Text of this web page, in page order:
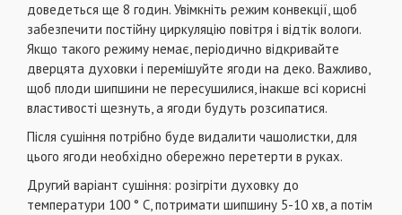
доведеться ще 8 годин. Увімкніть режим конвекції, щоб
забезпечити постійну циркуляцію повітря і відтік вологи.
Якщо такого режиму немає, періодично відкривайте
дверцята духовки і перемішуйте ягоди на деко. Важливо,
щоб плоди шипшини не пересушилися, інакше всі корисні
властивості щезнуть, а ягоди будуть розсипатися.
Після сушіння потрібно буде видалити чашолистки, для
цього ягоди необхідно обережно перетерти в руках.
Другий варіант сушіння: розігріти духовку до
температури 100 ° C, потримати шипшину 5-10 хв, а потім